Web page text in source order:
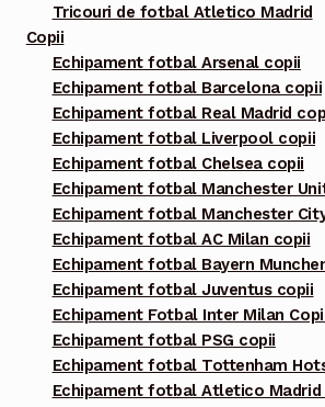
Tricouri de fotbal Atletico Madrid
Copii
Echipament fotbal Arsenal copii
Echipament fotbal Barcelona copii
Echipament fotbal Real Madrid
Echipament fotbal Liverpool copii
Echipament fotbal Chelsea copii
Echipament fotbal Manchester
Echipament fotbal Manchester
Echipament fotbal AC Milan copii
Echipament fotbal Bayern
Echipament fotbal Juventus copii
Echipament Fotbal Inter Milan
Echipament fotbal PSG copii
Echipament fotbal Tottenham
Echipament fotbal Atletico Madrid